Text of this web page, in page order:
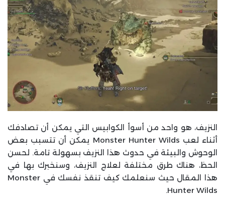
النزيف، هو واحد من أسوأ الكوابيس التي يمكن أن تصادفك
أثناء لعب Monster Hunter Wilds يمكن أن تتسبب بعض
الوحوش والبيئة في حدوث هذا النزيف بسهولة تامة. لحسن
الحظ، هناك طرق مختلفة لعلاج النزيف، وسنخبرك بها في
هذا المقال حيث سنعلمك كيف تنقذ نفسك في Monster
Hunter Wilds.